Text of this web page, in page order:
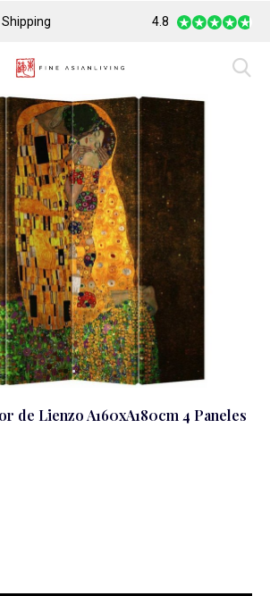
Safe Payment
4.8
de Lienzo A160xA180cm 4 Paneles